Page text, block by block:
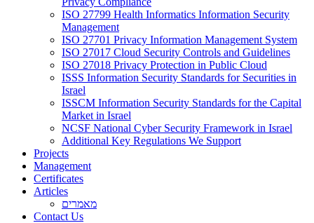
ISO 27799 Health Informatics Information Security
Management
ISO 27701 Privacy Information Management System
ISO 27017 Cloud Security Controls and Guidelines
ISO 27018 Privacy Protection in Public Cloud
ISSS Information Security Standards for Securities in
Israel
ISSCM Information Security Standards for the Capital
Market in Israel
NCSF National Cyber Security Framework in Israel
Additional Key Regulations We Support
Projects
Management
Certificates
Articles
מאמרים
Contact Us